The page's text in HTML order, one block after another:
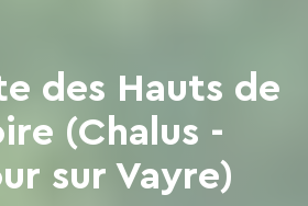
des Hauts de
(Chalus -
sur Vayre)